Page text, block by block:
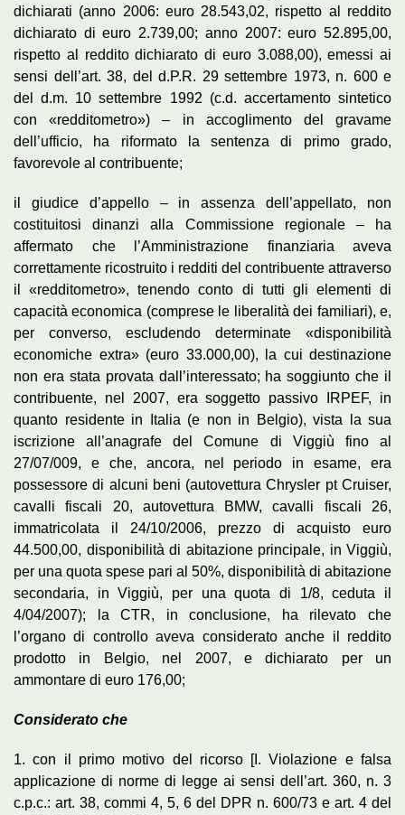
dichiarati (anno 2006: euro 28.543,02, rispetto al reddito
dichiarato di euro 2.739,00; anno 2007: euro 52.895,00,
rispetto al reddito dichiarato di euro 3.088,00), emessi ai
sensi dell’art. 38, del d.P.R. 29 settembre 1973, n. 600 e
del d.m. 10 settembre 1992 (c.d. accertamento sintetico
con «redditometro») – in accoglimento del gravame
dell’ufficio, ha riformato la sentenza di primo grado,
favorevole al contribuente;
il giudice d’appello – in assenza dell’appellato, non
costituitosi dinanzi alla Commissione regionale – ha
affermato che l’Amministrazione finanziaria aveva
correttamente ricostruito i redditi del contribuente attraverso
il «redditometro», tenendo conto di tutti gli elementi di
capacità economica (comprese le liberalità dei familiari), e,
per converso, escludendo determinate «disponibilità
economiche extra» (euro 33.000,00), la cui destinazione
non era stata provata dall’interessato; ha soggiunto che il
contribuente, nel 2007, era soggetto passivo IRPEF, in
quanto residente in Italia (e non in Belgio), vista la sua
iscrizione all’anagrafe del Comune di Viggiù fino al
27/07/009, e che, ancora, nel periodo in esame, era
possessore di alcuni beni (autovettura Chrysler pt Cruiser,
cavalli fiscali 20, autovettura BMW, cavalli fiscali 26,
immatricolata il 24/10/2006, prezzo di acquisto euro
44.500,00, disponibilità di abitazione principale, in Viggiù,
per una quota spese pari al 50%, disponibilità di abitazione
secondaria, in Viggiù, per una quota di 1/8, ceduta il
4/04/2007); la CTR, in conclusione, ha rilevato che
l’organo di controllo aveva considerato anche il reddito
prodotto in Belgio, nel 2007, e dichiarato per un
ammontare di euro 176,00;
Considerato che
1. con il primo motivo del ricorso [I. Violazione e falsa
applicazione di norme di legge ai sensi dell’art. 360, n. 3
c.p.c.: art. 38, commi 4, 5, 6 del DPR n. 600/73 e art. 4 del